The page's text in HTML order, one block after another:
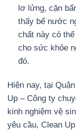
lơ lửng, cặn
thấy bể nước
chất này có
cho sức khỏe
đó.
Hiện nay, tại
Up – Công ty
kinh nghiệm vệ
yêu cầu, Clean